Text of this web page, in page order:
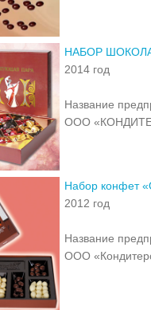
НАБОР
2014 год
Название
ООО
Набор конфет
2012 год
Название
ООО